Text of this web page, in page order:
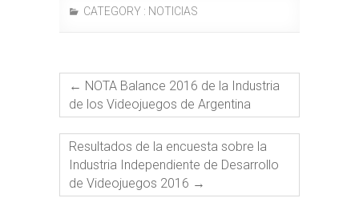
CATEGORY : NOTICIAS
← NOTA Balance 2016 de la Industria
de los Videojuegos de Argentina
Resultados de la encuesta sobre la
Industria Independiente de Desarrollo
de Videojuegos 2016 →